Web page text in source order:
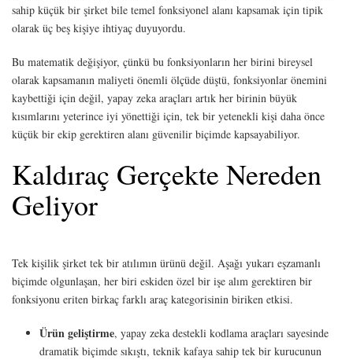
sahip küçük bir şirket bile temel fonksiyonel alanı kapsamak için tipik
olarak üç beş kişiye ihtiyaç duyuyordu.
Bu matematik değişiyor, çünkü bu fonksiyonların her birini bireysel
olarak kapsamanın maliyeti önemli ölçüde düştü, fonksiyonlar önemini
kaybettiği için değil, yapay zeka araçları artık her birinin büyük
kısımlarını yeterince iyi yönettiği için, tek bir yetenekli kişi daha önce
küçük bir ekip gerektiren alanı güvenilir biçimde kapsayabiliyor.
Kaldıraç Gerçekte Nereden
Geliyor
Tek kişilik şirket tek bir atılımın ürünü değil. Aşağı yukarı eşzamanlı
biçimde olgunlaşan, her biri eskiden özel bir işe alım gerektiren bir
fonksiyonu eriten birkaç farklı araç kategorisinin biriken etkisi.
Ürün geliştirme, yapay zeka destekli kodlama araçları sayesinde
dramatik biçimde sıkıştı, teknik kafaya sahip tek bir kurucunun